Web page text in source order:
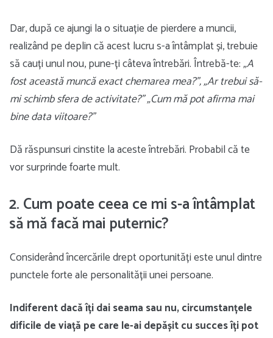
Dar, după ce ajungi la o situație de pierdere a muncii,
realizând pe deplin că acest lucru s-a întâmplat și, trebuie
să cauți unul nou, pune-ți câteva întrebări. Întrebă-te:„A
fost această muncă exact chemarea mea?”, „Ar trebui să-
mi schimb sfera de activitate?” „Cum mă pot afirma mai
bine data viitoare?”
Dă răspunsuri cinstite la aceste întrebări. Probabil că te
vor surprinde foarte mult.
2. Cum poate ceea ce mi s-a întâmplat
să mă facă mai puternic?
Considerând încercările drept oportunități este unul dintre
punctele forte ale personalității unei persoane.
Indiferent dacă îți dai seama sau nu, circumstanțele
dificile de viață pe care le-ai depășit cu succes îți pot